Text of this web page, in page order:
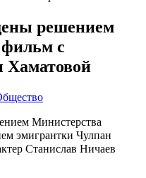
решением
с
Хаматовой
Министерства
эмигрантки Чулпан
Станислав Ничаев